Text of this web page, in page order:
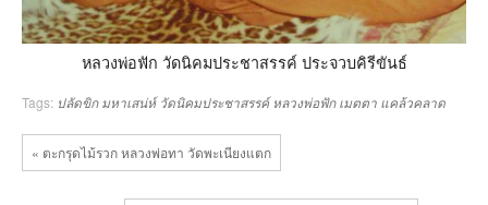
หลวงพ่อฟัก วัดนิคมประชาสรรค์ ประจวบคิรีขันธ์
Tags: ปลัดขิก มหาเสน่ห์ วัดนิคมประชาสรรค์ หลวงพ่อฟัก เมตตา แคล้วคลาด
« ตะกรุดไม้รวก หลวงพ่อทา วัดพะเนียงแตก